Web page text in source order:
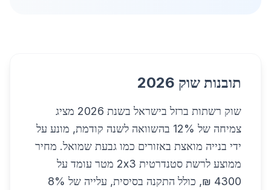
תובנות שוק 2026
שוק רשתות ברזל בישראל בשנת 2026 מציג
צמיחה של 12% בהשוואה לשנה קודמת, מונע על
ידי בנייה מואצת באזורים כמו גבעת שמואל. מחיר
ממוצע לרשת סטנדרטית 2x3 מטר עומד על
4300 ₪, כולל התקנה בסיסית, עלייה של 8%